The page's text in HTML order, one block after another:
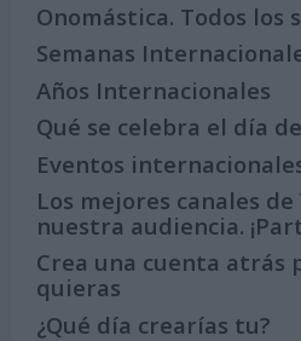
Onomástica. Todos los
Semanas
Años Internacionales
Qué se celebra el día
Eventos
Los mejores canales
nuestra audiencia.
Crea una cuenta atrás
quieras
¿Qué día crearías tu?